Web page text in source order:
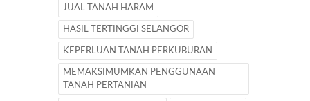
JUAL TANAH HARAM
HASIL TERTINGGI SELANGOR
KEPERLUAN TANAH PERKUBURAN
MEMAKSIMUMKAN PENGGUNAAN
TANAH PERTANIAN